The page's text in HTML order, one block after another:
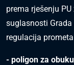
prema rješenju
suglasnosti
regulacija
- poligon za